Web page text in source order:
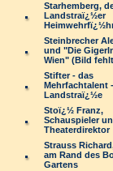
Starhemberg,
Landstraï¿½er
Steinbrecher
und "Die
Wien" (Bild
Stifter - das
Mehrfachtalent
Landstraï¿½e
Stoï¿½ Franz,
Schauspieler
Theaterdirektor
Strauss
am Rand des
Gartens